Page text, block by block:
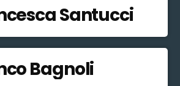
Santucci
Bagnoli